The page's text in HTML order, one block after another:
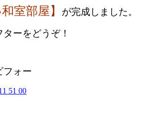
室部屋】 が完成しました。
ーをどうぞ！
フォー